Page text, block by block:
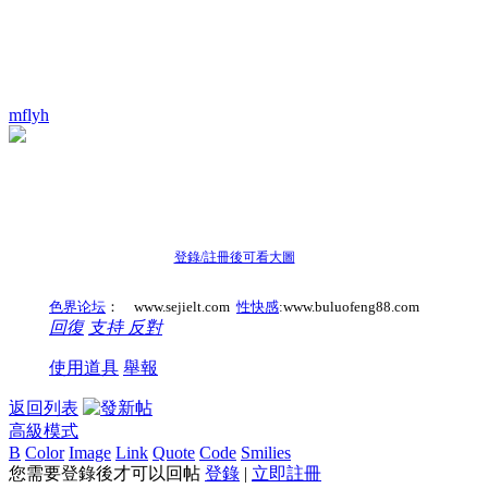
mflyh
登錄/註冊後可看大圖
色界论坛 ： www.sejielt.com性快感:www.buluofeng88.com
回復 支持 反對
使用道具 舉報
返回列表
高級模式
B Color Image Link Quote Code Smilies
您需要登錄後才可以回帖 登錄 | 立即註冊